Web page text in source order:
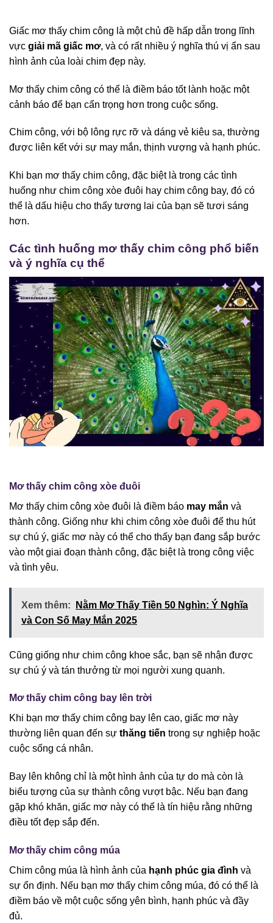
Giấc mơ thấy chim công là một chủ đề hấp dẫn trong lĩnh
vực giải mã giấc mơ, và có rất nhiều ý nghĩa thú vị ẩn sau
hình ảnh của loài chim đẹp này.
Mơ thấy chim công có thể là điềm báo tốt lành hoặc một
cảnh báo để bạn cẩn trọng hơn trong cuộc sống.
Chim công, với bộ lông rực rỡ và dáng vẻ kiêu sa, thường
được liên kết với sự may mắn, thịnh vượng và hạnh phúc.
Khi bạn mơ thấy chim công, đặc biệt là trong các tình
huống như chim công xòe đuôi hay chim công bay, đó có
thể là dấu hiệu cho thấy tương lai của bạn sẽ tươi sáng
hơn.
Các tình huống mơ thấy chim công phổ biến
và ý nghĩa cụ thể
Mơ thấy chim công xòe đuôi
Mơ thấy chim công xòe đuôi là điềm báo may mắn và
thành công. Giống như khi chim công xòe đuôi để thu hút
sự chú ý, giấc mơ này có thể cho thấy bạn đang sắp bước
vào một giai đoạn thành công, đặc biệt là trong công việc
và tình yêu.
Xem thêm:
Nằm Mơ Thấy Tiền 50 Nghìn: Ý Nghĩa
và Con Số May Mắn 2025
Cũng giống như chim công khoe sắc, bạn sẽ nhận được
sự chú ý và tán thưởng từ mọi người xung quanh.
Mơ thấy chim công bay lên trời
Khi bạn mơ thấy chim công bay lên cao, giấc mơ này
thường liên quan đến sự thăng tiến trong sự nghiệp hoặc
cuộc sống cá nhân.
Bay lên không chỉ là một hình ảnh của tự do mà còn là
biểu tượng của sự thành công vượt bậc. Nếu bạn đang
gặp khó khăn, giấc mơ này có thể là tín hiệu rằng những
điều tốt đẹp sắp đến.
Mơ thấy chim công múa
Chim công múa là hình ảnh của hạnh phúc gia đình và
sự ổn định. Nếu bạn mơ thấy chim công múa, đó có thể là
điềm báo về một cuộc sống yên bình, hạnh phúc và đầy
đủ.